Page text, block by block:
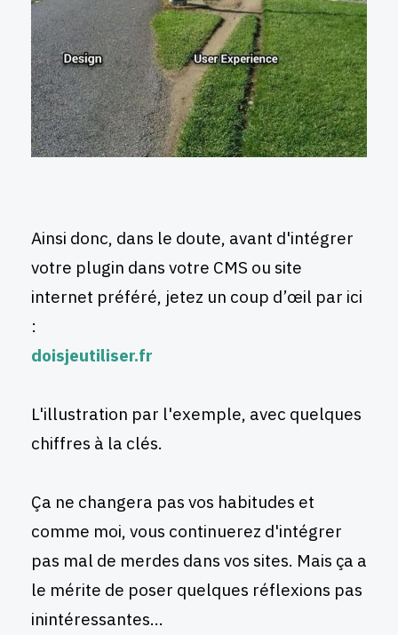
Ainsi donc, dans le doute, avant d'intégrer
votre plugin dans votre CMS ou site
internet préféré, jetez un coup d’œil par ici
:
doisjeutiliser.fr
L'illustration par l'exemple, avec quelques
chiffres à la clés.
Ça ne changera pas vos habitudes et
comme moi, vous continuerez d'intégrer
pas mal de merdes dans vos sites. Mais ça a
le mérite de poser quelques réflexions pas
inintéressantes...